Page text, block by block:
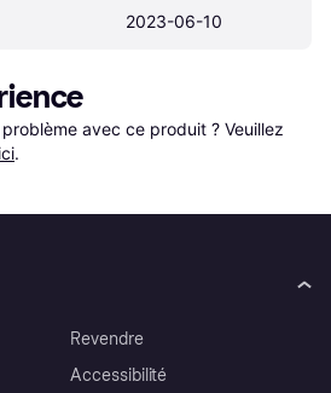
2023-06-10
avec ce produit ? Veuillez
.
Revendre
Accessibilité